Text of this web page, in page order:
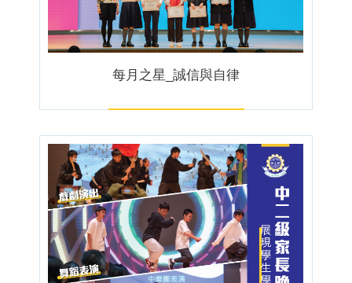
每月之星_誠信與自律